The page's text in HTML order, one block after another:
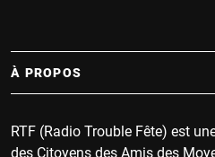
À PROPOS
RTF (Radio Trouble Fête) est
des Citoyens des Amis des